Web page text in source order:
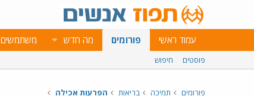
עמוד ראשי פורומים מה חדש משתמשים
פוסטים חיפוש
פורומים תמיכה בריאות הפרעות אכילה